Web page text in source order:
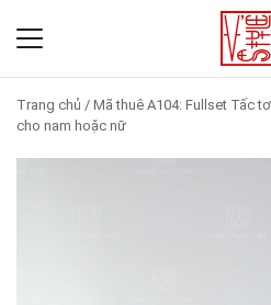
Trang chủ / Mã thuê A104: Fullset Tấc
cho nam hoặc nữ